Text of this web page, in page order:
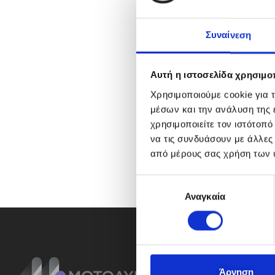
Συναίνεση
Αυτή η ιστοσελίδα
Χρησιμοποιούμε cookie για
μέσων και την ανάλυση της
χρησιμοποιείτε τον
να τις συνδυάσουν με
από μέρους σας χρήση των
ή
Αναγκαία
Άρνηση